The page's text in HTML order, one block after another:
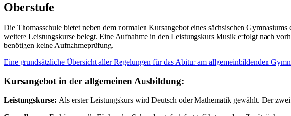
Oberstufe
Die Thomasschule bietet neben dem normalen Kursangebot eines sächsischen
weitere Leistungskurse belegt. Eine Aufnahme in den Leistungskurs Musik erfolgt nach
benötigen keine Aufnahmeprüfung.
Eine grundsätzliche Übersicht aller Regelungen für das Abitur am allgemeinbildenden
Kursangebot in der allgemeinen Ausbildung:
Leistungskurse: Als erster Leistungskurs wird Deutsch oder Mathematik gewählt. Der